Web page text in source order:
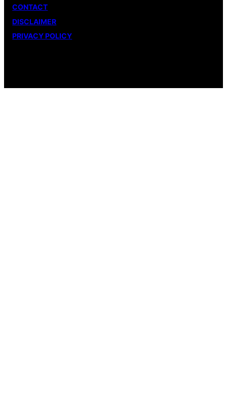
CONTACT
DISCLAIMER
PRIVACY POLICY